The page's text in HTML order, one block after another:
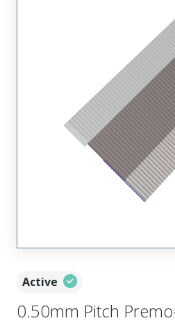
Active
0.50mm Pitch